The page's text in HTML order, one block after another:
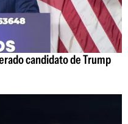
candidato de Trump